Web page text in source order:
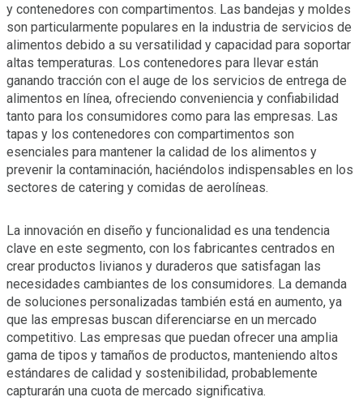
y contenedores con compartimentos. Las bandejas y moldes
son particularmente populares en la industria de servicios de
alimentos debido a su versatilidad y capacidad para soportar
altas temperaturas. Los contenedores para llevar están
ganando tracción con el auge de los servicios de entrega de
alimentos en línea, ofreciendo conveniencia y confiabilidad
tanto para los consumidores como para las empresas. Las
tapas y los contenedores con compartimentos son
esenciales para mantener la calidad de los alimentos y
prevenir la contaminación, haciéndolos indispensables en los
sectores de catering y comidas de aerolíneas.
La innovación en diseño y funcionalidad es una tendencia
clave en este segmento, con los fabricantes centrados en
crear productos livianos y duraderos que satisfagan las
necesidades cambiantes de los consumidores. La demanda
de soluciones personalizadas también está en aumento, ya
que las empresas buscan diferenciarse en un mercado
competitivo. Las empresas que puedan ofrecer una amplia
gama de tipos y tamaños de productos, manteniendo altos
estándares de calidad y sostenibilidad, probablemente
capturarán una cuota de mercado significativa.